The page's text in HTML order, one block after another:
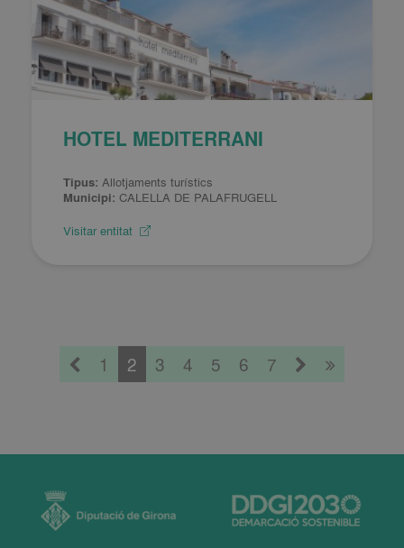
HOTEL MEDITERRANI
Tipus: Allotjaments turístics
Municipi: CALELLA DE PALAFRUGELL
Visitar entitat
1 2 3 4 5 6 7